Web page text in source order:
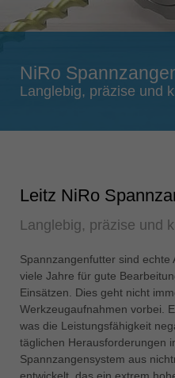
deutsch
Suomi
english
Türkiye
USA
english
Việt
tiếng việt
中国
NiRo
Langlebig, präzise und
Leitz NiRo
Langlebig, präzise und
Spannzangenfutter sind
viele Jahre für gute
Einsätzen. Dies geht nicht
Werkzeugaufnahmen vorbei.
was die Leistungsfähigkeit
täglichen Herausforderungen
Spannzangensystem aus